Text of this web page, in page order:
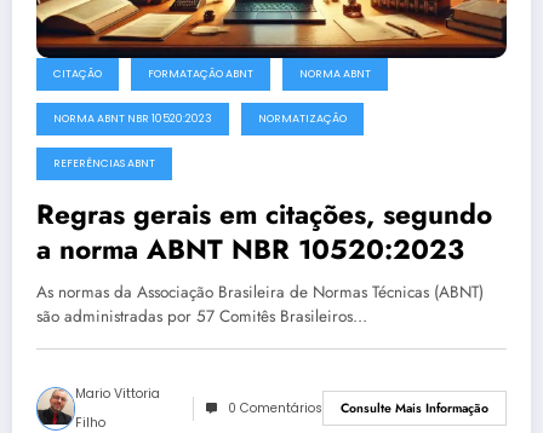
CITAÇÃO FORMATAÇÃO ABNT NORMA ABNT
NORMA ABNT NBR 10520:2023 NORMATIZAÇÃO
REFERÊNCIAS ABNT
Regras gerais em citações, segundo
a norma ABNT NBR 10520:2023
As normas da Associação Brasileira de Normas Técnicas (ABNT)
são administradas por 57 Comitês Brasileiros…
Mario Vittoria
Filho
0 Comentários Consulte Mais Informação